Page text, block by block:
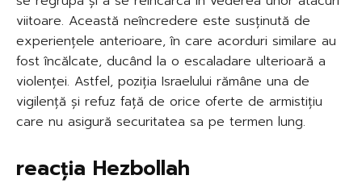
viitoare. Această neîncredere este susținută de
experiențele anterioare, în care acorduri similare au
fost încălcate, ducând la o escaladare ulterioară a
violenței. Astfel, poziția Israelului rămâne una de
vigilență și refuz față de orice oferte de armistițiu
care nu asigură securitatea sa pe termen lung.
reacția Hezbollah